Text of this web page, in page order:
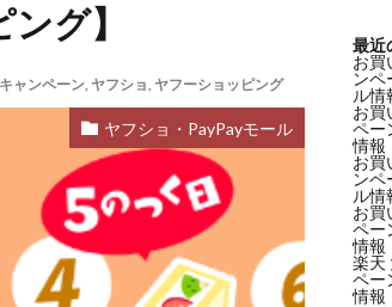
グ】
ャンペーン, ヤフショ, ヤフーショッピング
ヤフショ・PayPayモール
最近
お買
ンペ
ル情
お買
ペー
情報
お買
ンペ
ル情
お買
ペー
情報
楽天
ペー
情報